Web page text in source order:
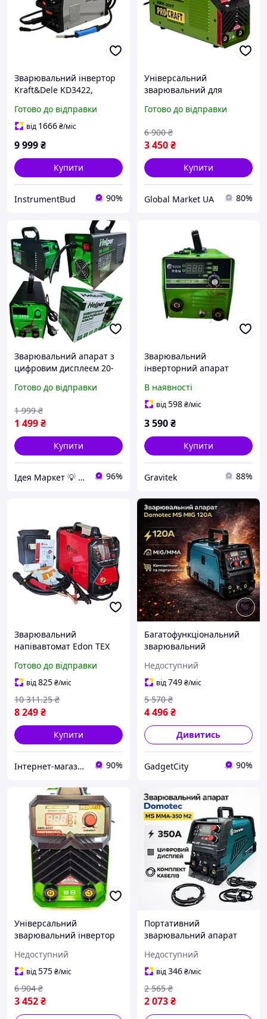
Зварювальний інвертор
Kraft&Dele KD3422,
TIG, універсальний
зварювальний апарат
Готово до відправки
від 1666₴/міс
9 999₴
Купити
InstrumentBud 90%
Універсальний
зварювальний для
Procraft AWH300T,
Зварювання електродом
Готово до відправки
3 450₴
6 900 ₴
Купити
Global Market UA 80%
Зварювальний апарат з
цифровим дисплеєм 20-
250D універсальний
Готово до відправки
1 499₴
1 999 ₴
Купити
Ідея Маркет 💡 Інтернет-магазин корисних ідей 96%
Зварювальний
інверторний апарат
універсальний інвертор
для зварювання,
зварювальник
В наявності
від598₴/міс
3 590₴
Купити
Gravitek 88%
Зварювальний
напівавтомат Edon TEX
електрод 1.6-4.0мм, дріт
0.6-1.0,без газу / з газом
Готово до відправки
від825₴/міс
8 249₴
10 311.25 ₴
Купити
Інтернет-магазин Clothes-Mall 90%
Багатофункціональний
зварювальний
Універсальний інвертор
для роботи з металом у
майстерні та побуті
Недоступний
від749₴/міс
4 496₴
5 570 ₴
Дивитись
GadgetCity 90%
Універсальний
зварювальний інвертор
інверторний апарат для
ручного зварювання
Недоступний
від575₴/міс
3 452₴
6 904 ₴
Портативний
зварювальний апарат
інвертор для
зварювальних робіт
електродом у домашніх
умовах
Недоступний
від346₴/міс
2 073₴
2 565 ₴